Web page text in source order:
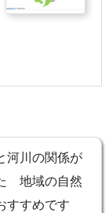
河川の関係が
地域の自然
すすめです